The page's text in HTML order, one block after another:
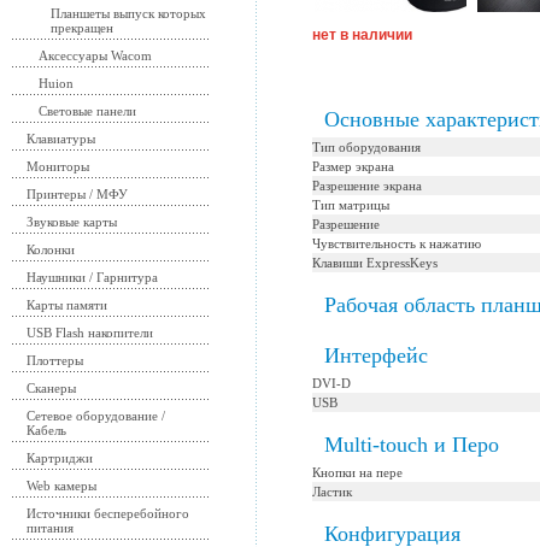
Планшеты выпуск которых
прекращен
Аксессуары Wacom
Huion
Световые панели
Клавиатуры
Мониторы
Принтеры / МФУ
Звуковые карты
Колонки
Наушники / Гарнитура
Карты памяти
USB Flash накопители
Плоттеры
Сканеры
Сетевое оборудование /
Кабель
Картриджи
Web камеры
Источники бесперебойного
питания
нет в наличии
Основные
Тип оборудования
Размер экрана
Разрешение экрана
Тип матрицы
Разрешение
Чувствительность к нажатию
Клавиши ExpressKeys
Рабочая область
Интерфейс
DVI-D
USB
Multi-touch и Перо
Кнопки на пере
Ластик
Конфигурация